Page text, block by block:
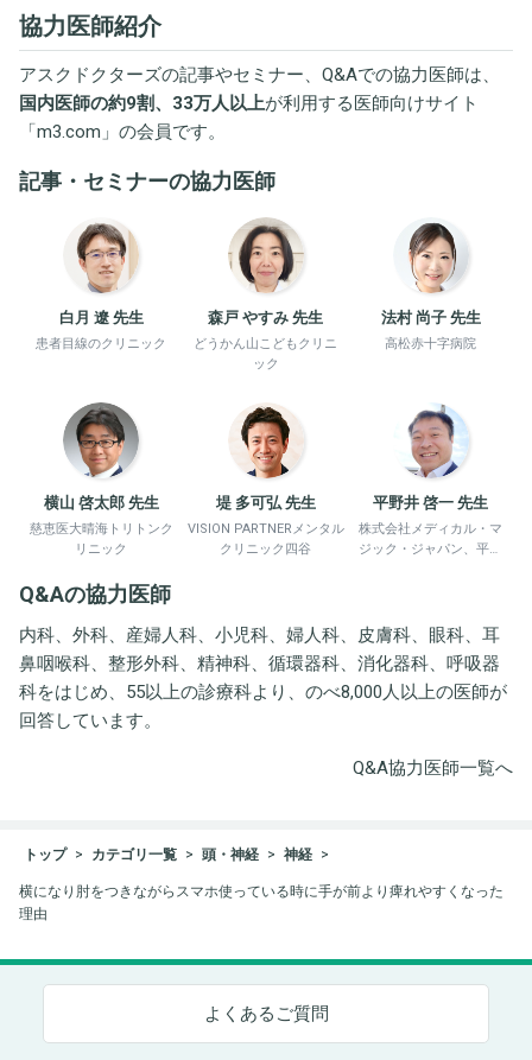
協力医師紹介
アスクドクターズの記事やセミナー、Q&Aでの協力医師は、
国内医師の約9割、33万人以上が利用する医師向けサイト
「m3.com 」の会員です。
記事・セミナーの協力医師
白月 遼 先生
患者目線のクリニック
森戸 やすみ 先生
どうかん山こどもクリニ
ック
法村 尚子 先生
高松赤十字病院
横山 啓太郎 先生
慈恵医大晴海トリトンク
リニック
堤 多可弘 先生
VISION PARTNERメンタル
クリニック四谷
平野井 啓一 先生
株式会社メディカル・マ
ジック・ジャパン、平野
Q&Aの協力医師
内科、外科、産婦人科、小児科、婦人科、皮膚科、眼科、耳
鼻咽喉科、整形外科、精神科、循環器科、消化器科、呼吸器
科をはじめ、55以上の診療科より、のべ8,000人以上の医師が
回答しています。
Q&A協力医師一覧へ
トップ カテゴリ一覧 頭・神経 神経
横になり肘をつきながらスマホ使っている時に手が前より痺れやすくなった
理由
よくあるご質問